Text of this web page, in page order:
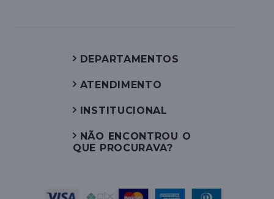
DEPARTAMENTOS
ATENDIMENTO
INSTITUCIONAL
NÃO ENCONTROU O
QUE PROCURAVA?